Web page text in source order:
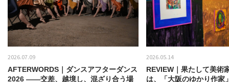
2026.07.09
AFTERWORDS｜ダンスアフターダンス
2026 ——交差、越境し、混ざり合う場
2026.05.14
REVIEW｜果たして美術
は、「大阪のゆかり作家